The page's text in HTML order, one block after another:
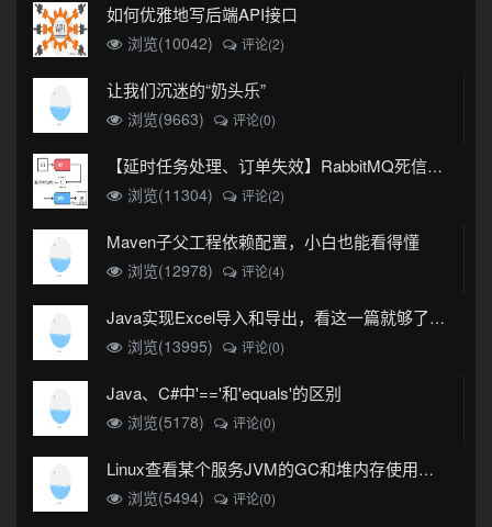
如何优雅地写后端API接口
浏览(10042) 评论(2)
让我们沉迷的“奶头乐”
浏览(9663) 评论(0)
【延时任务处理、订单失效】RabbitMQ死信队列实现
浏览(11304)
评论(2)
Maven子父工程依赖配置，小白也能看得懂
浏览(12978) 评论(4)
Java实现Excel导入和导出，看这一篇就够了(珍藏版)
浏览(13995)
评论(0)
Java、C#中'=='和'equals'的区别
浏览(5178) 评论(0)
Linux查看某个服务JVM的GC和堆内存使用情况
浏览(5494)
评论(0)